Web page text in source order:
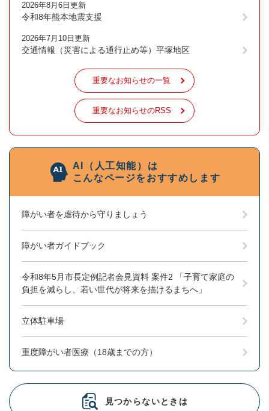
2026年8月6日更新
令和8年熊本地震支援
2026年7月10日更新
交通情報（災害による通行止め等）平塚地区
重要なお知らせの一覧
重要なお知らせのRSS
AI（人工知能）は
こんなページをおすすめします
障がい者を虐待から守りましょう
障がい者ガイドブック
令和8年5月市長定例記者会見資料 案件2 「子育て家庭の
負担を減らし、若い世代が将来を描けるまちへ」
立体駐車場
重度障がい者医療（18歳までの方）
見つからないときは